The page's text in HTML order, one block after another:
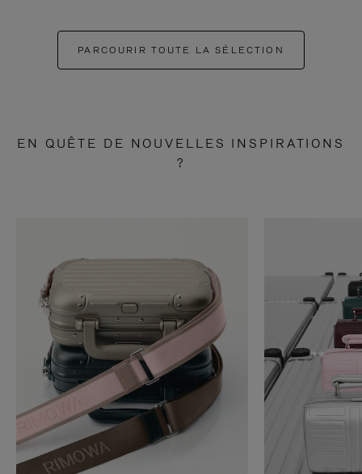
PARCOURIR TOUTE LA SÉLECTION
EN QUÊTE DE NOUVELLES INSPIRATIONS
?